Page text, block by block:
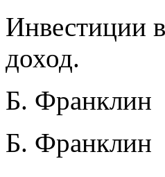
Инвестиции
доход.
Б. Франклин
Б. Франклин